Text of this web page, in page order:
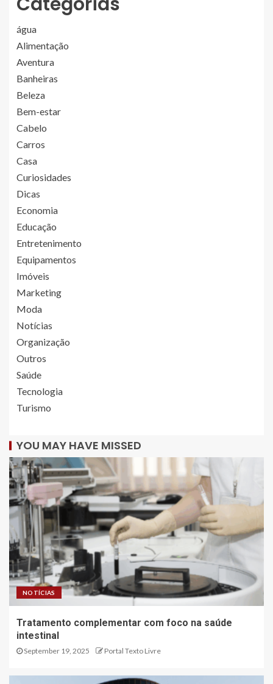
água
Alimentação
Aventura
Banheiras
Beleza
Bem-estar
Cabelo
Carros
Casa
Curiosidades
Dicas
Economia
Educação
Entretenimento
Equipamentos
Imóveis
Marketing
Moda
Notícias
Organização
Outros
Saúde
Tecnologia
Turismo
YOU MAY HAVE MISSED
NOTÍCIAS
Tratamento complementar com foco na saúde
intestinal
September 19, 2025 Portal Texto Livre